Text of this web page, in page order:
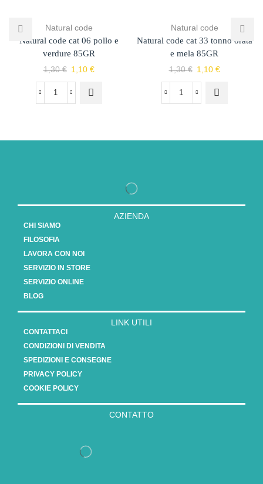
Natural code
Natural code cat 06 pollo e
verdure 85GR
1,30€ 1,10 €
Natural code
Natural code cat 33 tonno orata
e mela 85GR
1,30€ 1,10 €
AZIENDA
CHI SIAMO
FILOSOFIA
LAVORA CON NOI
SERVIZIO IN STORE
SERVIZIO ONLINE
BLOG
LINK UTILI
CONTATTACI
CONDIZIONI DI VENDITA
SPEDIZIONI E CONSEGNE
PRIVACY POLICY
COOKIE POLICY
CONTATTO